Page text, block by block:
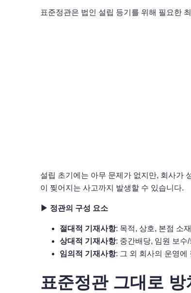
표준정관은 법인 설립 등기를 위해 필요한
설립 초기에는 아무 문제가 없지만, 회사가
이 찢어지는 사고까지 발생할 수 있습니다.
▶ 정관의 구성 요소
절대적 기재사항: 목적, 상호, 본점 소
상대적 기재사항: 중간배당, 임원 보수
임의적 기재사항: 그 외 회사의 운영에
표준정관 그대로